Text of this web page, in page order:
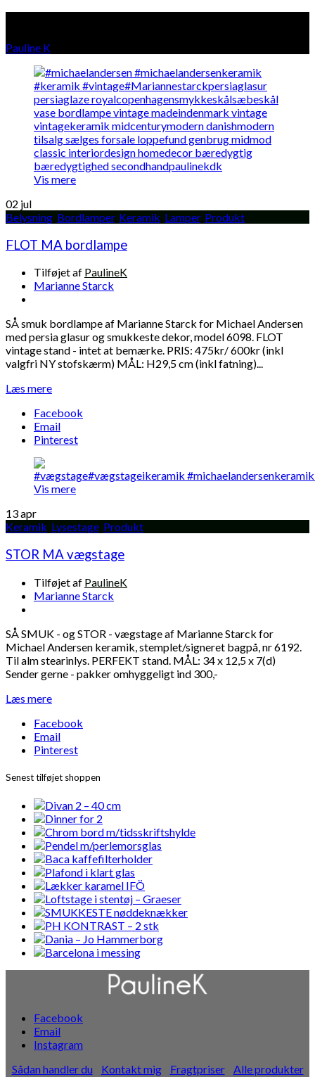
Pauline K
Vis mere
02 jul
Belysning Bordlamper, Keramik Lamper, Produkt
FLOT MA bordlampe
Tilføjet af PaulineK
Marianne Starck
SÅ smuk bordlampe af Marianne Starck for Michael Andersen
med persia glasur og smukkeste dekor, model 6098. FLOT
vintage stand - intet at bemærke. PRIS: 475kr/ 600kr (inkl
valgfri NY stofskærm) MÅL: H29,5 cm (inkl fatning)...
Læs mere
Facebook
Email
Pinterest
Vis mere
13apr
Keramik Lysestage Produkt
STOR MA vægstage
Tilføjet af PaulineK
Marianne Starck
SÅ SMUK - og STOR - vægstage af Marianne Starck for
Michael Andersen keramik, stemplet/signeret bagpå, nr 6192.
Til alm stearinlys. PERFEKT stand. MÅL: 34 x 12,5 x 7(d)
Sender gerne - pakker omhyggeligt ind 300,-
Læs mere
Facebook
Email
Pinterest
Senest tilføjet shoppen
Facebook
Email
Instagram
Sådan handler du
Kontakt mig Fragtpriser
Alle produkter